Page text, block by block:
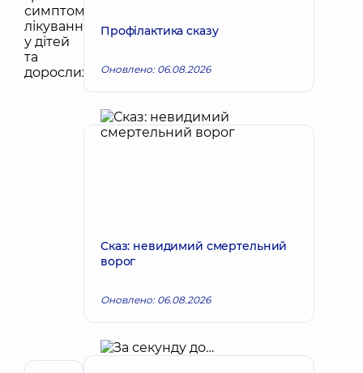
Профілактика сказу
Оновлено: 06.08.2026
Сказ: невидимий смертельний
ворог
Оновлено: 06.08.2026